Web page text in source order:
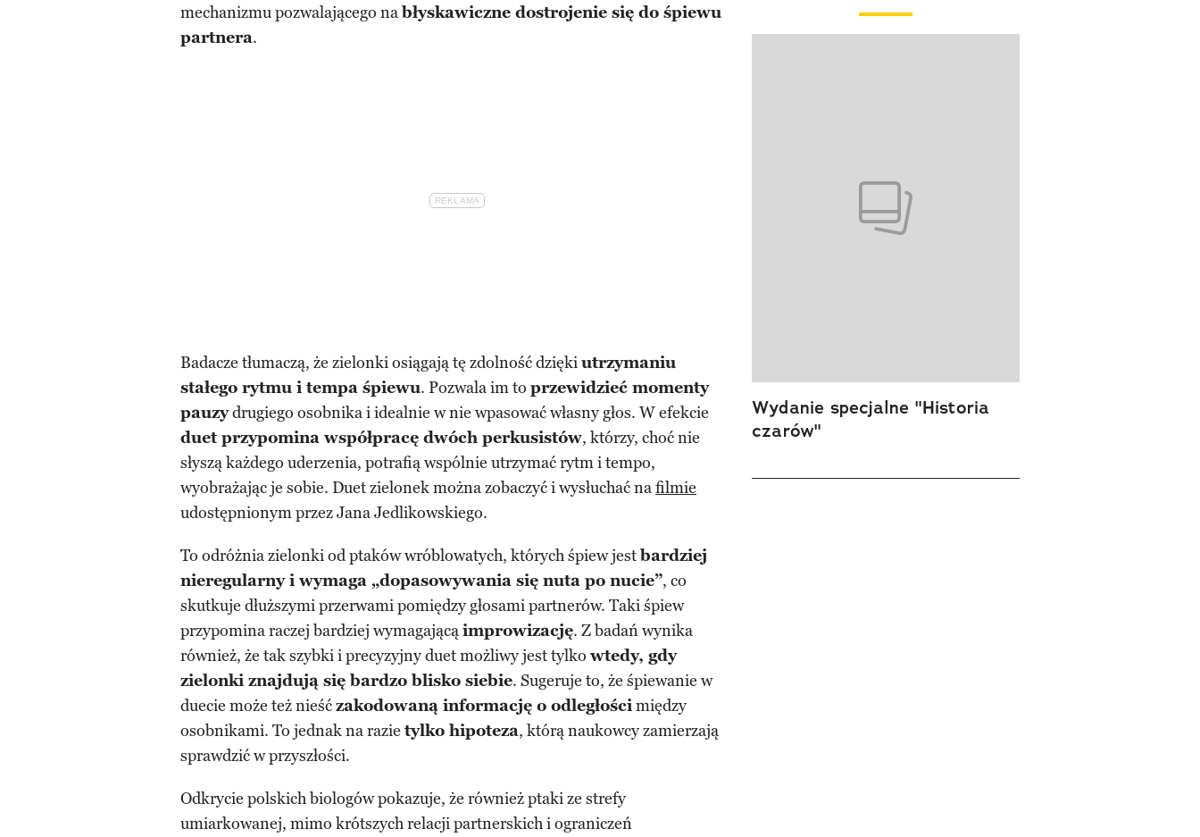
mechanizmu pozwalającego nabłyskawiczne dostrojenie się do śpiewu
partnera.
Badacze tłumaczą, że zielonki osiągają tę zdolność dziękiutrzymaniu
stałego rytmu i tempa śpiewu. Pozwala im to przewidzieć momenty
pauzydrugiego osobnika i idealnie w nie wpasować własny głos. W efekcie
duet przypomina współpracę dwóch perkusistów, którzy, choć nie
słyszą każdego uderzenia, potrafią wspólnie utrzymać rytm i tempo,
wyobrażając je sobie. Duet zielonek można zobaczyć i wysłuchać nafilmie
udostępnionym przez Jana Jedlikowskiego.
To odróżnia zielonki od ptaków wróblowatych, których śpiew jestbardziej
nieregularny i wymaga „dopasowywania się nuta po nucie”, co
skutkuje dłuższymi przerwami pomiędzy głosami partnerów. Taki śpiew
przypomina raczej bardziej wymagającąimprowizację. Z badań wynika
również, że tak szybki i precyzyjny duet możliwy jest tylko wtedy, gdy
zielonki znajdują się bardzo blisko siebie. Sugeruje to, że śpiewanie w
duecie może też nieśćzakodowaną informację o odległościmiędzy
osobnikami. To jednak na razie tylko hipoteza, którą naukowcy zamierzają
sprawdzić w przyszłości.
Odkrycie polskich biologów pokazuje, że również ptaki ze strefy
umiarkowanej, mimo krótszych relacji partnerskich i ograniczeń
Wydanie specjalne "Historia
czarów"